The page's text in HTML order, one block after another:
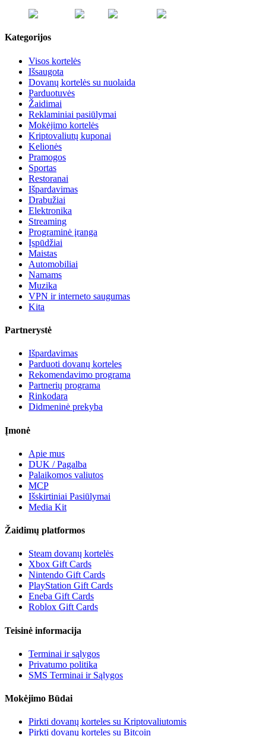
Kategorijos
Visos kortelės
Išsaugota
Dovanų kortelės su nuolaida
Parduotuvės
Žaidimai
Reklaminiai pasiūlymai
Mokėjimo kortelės
Kriptovaliutų kuponai
Kelionės
Pramogos
Sportas
Restoranai
Išpardavimas
Drabužiai
Elektronika
Streaming
Programinė įranga
Įspūdžiai
Maistas
Automobiliai
Namams
Muzika
VPN ir interneto saugumas
Kita
Partnerystė
Išpardavimas
Parduoti dovanų korteles
Rekomendavimo programa
Partnerių programa
Rinkodara
Didmeninė prekyba
Įmonė
Apie mus
DUK / Pagalba
Palaikomos valiutos
MCP
Išskirtiniai Pasiūlymai
Media Kit
Žaidimų platformos
Steam dovanų kortelės
Xbox Gift Cards
Nintendo Gift Cards
PlayStation Gift Cards
Eneba Gift Cards
Roblox Gift Cards
Teisinė informacija
Terminai ir sąlygos
Privatumo politika
SMS Terminai ir Sąlygos
Mokėjimo Būdai
Pirkti dovanų korteles su Kriptovaliutomis
Pirkti dovanų korteles su Bitcoin